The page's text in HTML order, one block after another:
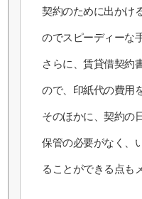
契約のために出かけ
のでスピーディーな
さらに、賃貸借契約
ので、印紙代の費用
そのほかに、契約の
保管の必要がなく、
ることができる点も